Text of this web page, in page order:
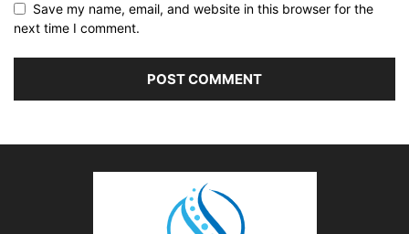
Save my name, email, and website in this browser for the
next time I comment.